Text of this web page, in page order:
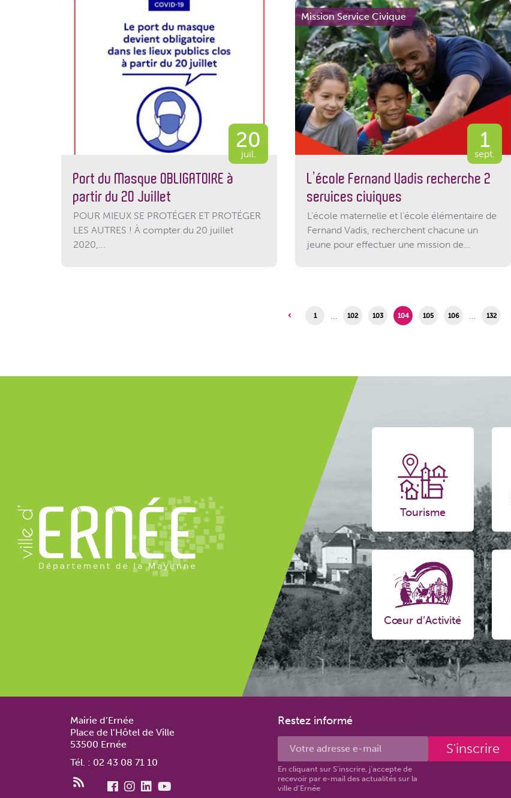
20
juil.
Port du Masque OBLIGATOIRE à
partir du 20 Juillet
POUR MIEUX SE PROTÉGER ET PROTÉGER
LES AUTRES ! À compter du 20 juillet
2020,...
Mission Service Civique
1
sept.
L’école Fernand Vadis recherche 2
services civiques
L’école maternelle et l'école élémentaire de
Fernand Vadis, recherchent chacune un
jeune pour effectuer une mission de...
1 … 102 103 104 105 106 … 132
Tourisme
Cœur d’Activité
Mairie d’Ernée
Place de l’Hôtel de Ville
53500 Ernée
Tél. : 02 43 08 71 10
Restez informé
En cliquant sur S'inscrire, j’accepte de
recevoir par e-mail des actualités sur la
ville d'Ernée
S'inscrire